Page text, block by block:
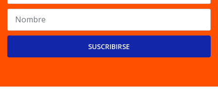
SUSCRIBIRSE